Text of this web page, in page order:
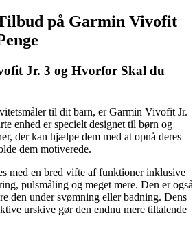
på Garmin Vivofit
Jr. 3 og Hvorfor Skal du
til dit barn, er Garmin Vivofit Jr.
enhed er specielt designet til børn og
der kan hjælpe dem med at opnå deres
dem motiverede.
med en bred vifte af funktioner inklusive
pulsmåling og meget mere. Den er også
den under svømning eller badning. Dens
urskive gør den endnu mere tiltalende